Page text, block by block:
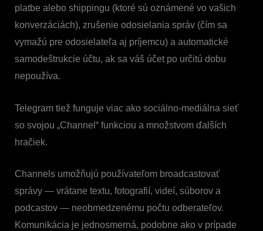
platbe alebo shippingu (ktoré sú oznámené vo vašich
konverzáciách), zrušenie odosielania správ (čím sa
vymažú pre odosielateľa aj príjemcu) a automatické
samodeštrukcie účtu, ak sa váš účet po určitú dobu
nepoužíva.
Telegram tiež funguje viac ako sociálno-mediálna sieť
so svojou „Channel“ funkciou a množstvom ďalších
hračiek.
Channels umožňujú používateľom broadcastovať
správy — vrátane textu, fotografií, videí, súborov a
podcastov — neobmedzenému počtu odberateľov.
Komunikácia je jednosmerná, podobne ako v prípade